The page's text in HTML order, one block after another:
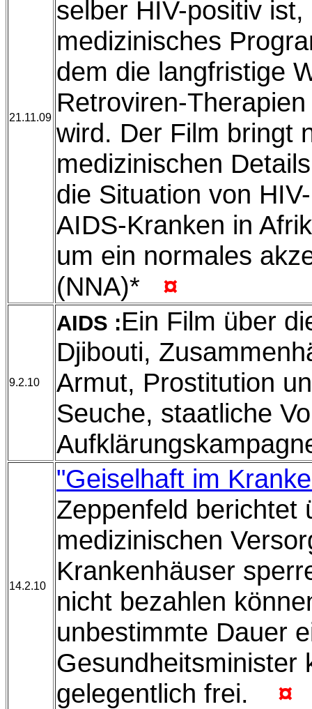
21.11.09
selber HIV-positiv
medizinisches
dem die langfristige
Retroviren-
wird. Der Film bringt
medizinischen
die Situation von
AIDS-Kranken in
um ein normales
(NNA)* ¤
9.2.10
AIDS :Ein Film über
Djibouti,
Armut, Prostitution
Seuche, staatliche
14.2.10
"Geiselhaft im
Zeppenfeld berichtet
medizinischen
Krankenhäuser
nicht bezahlen
unbestimmte Dauer
Gesundheitsminister
gelegentlich frei.
¤